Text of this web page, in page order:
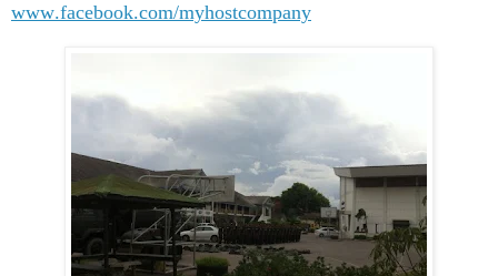
www.facebook.com/myhostcompany